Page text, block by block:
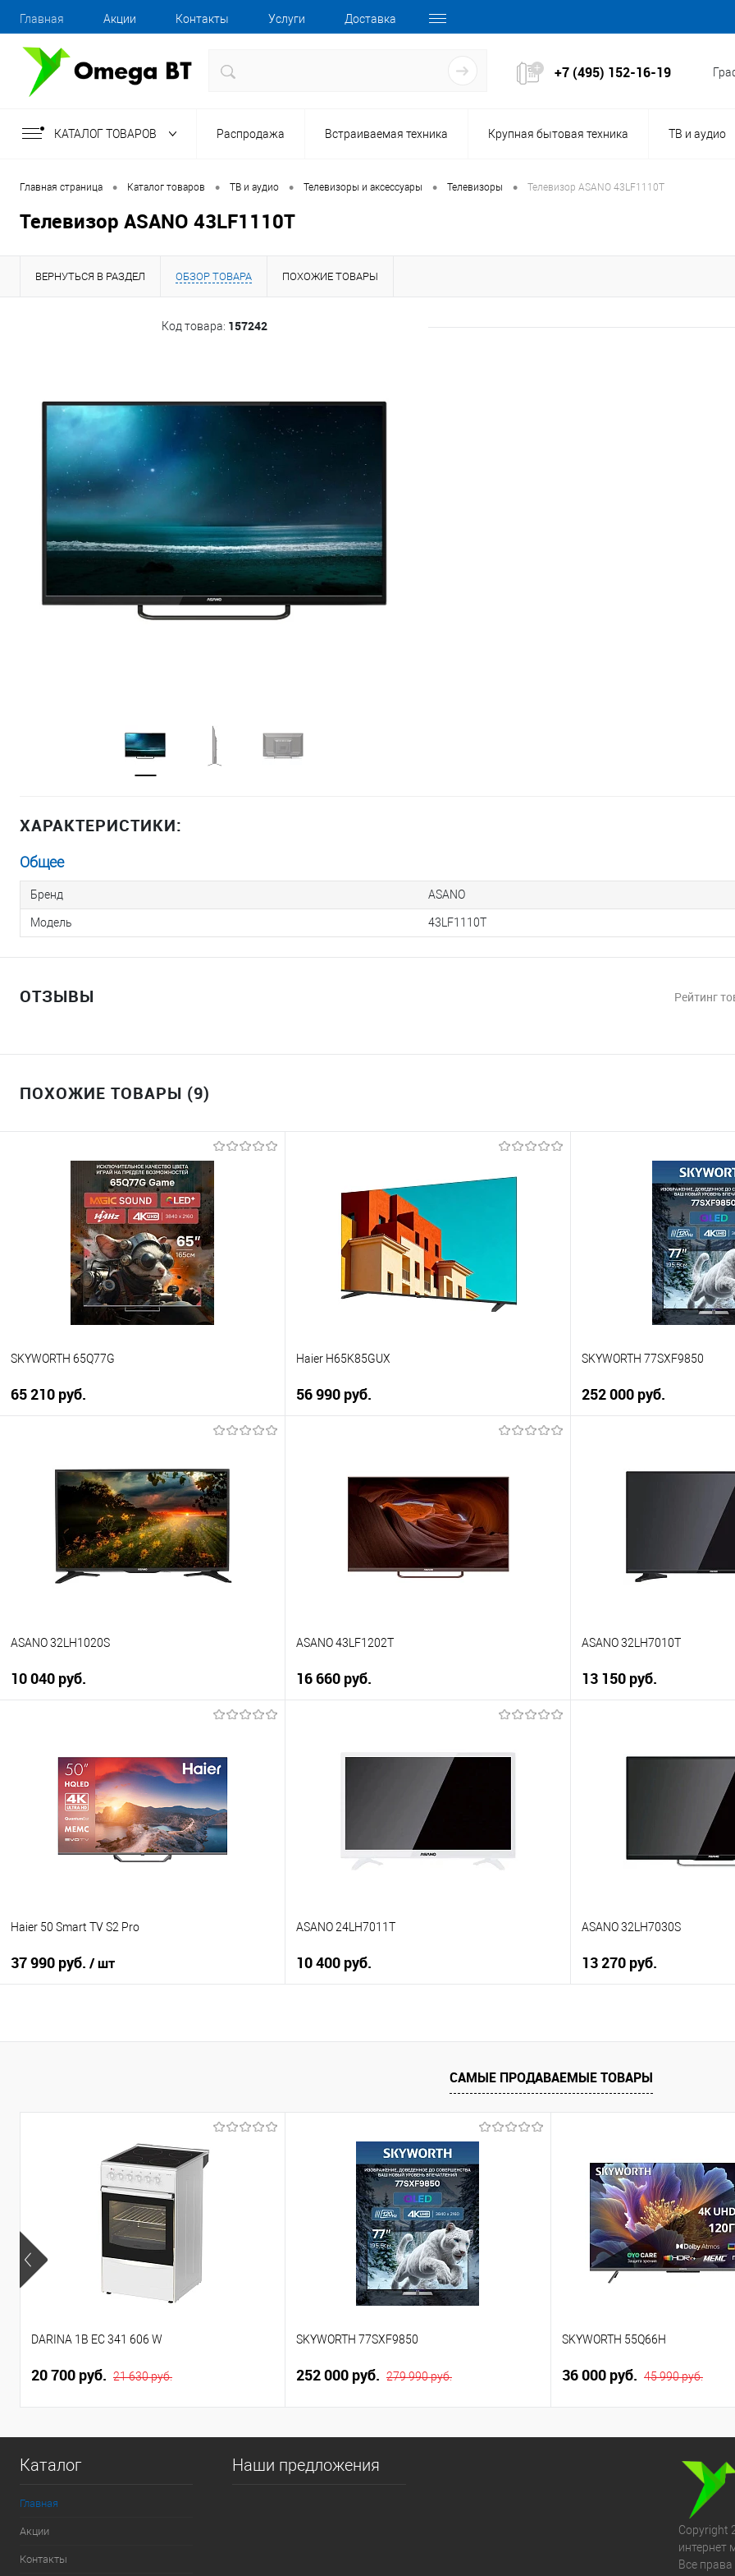
Главная Акции Контакты Услуги Доставка
+7 (495) 152-16-19
КАТАЛОГ ТОВАРОВ Распродажа Встраиваемая техника Крупная бытовая техника ТВ и аудио
Главная страница • Каталог товаров • ТВ и аудио • Телевизоры и аксессуары • Телевизоры • Телевизор ASANO 43LF1110T
Телевизор ASANO 43LF1110T
ВЕРНУТЬСЯ В РАЗДЕЛ ОБЗОР ТОВАРА ПОХОЖИЕ ТОВАРЫ
Код товара: 157242 Код товара:157242
ХАРАКТЕРИСТИКИ:
Общее
Бренд ASANO
Модель 43LF1110T
ОТЗЫВЫ Рейтинг
ПОХОЖИЕ ТОВАРЫ (9)
SKYWORTH 65Q77G
65 210 руб.
Купить в 1 клик
К сравнению
В избранное
В наличии
Haier H65K85GUX
56 990 руб.
Купить в 1 клик
К сравнению
В избранное
SKYWORTH 77SXF9850
252 000 руб.
ASANO 32LH1020S
10 040 руб.
Купить в 1 клик
К сравнению
В избранное
В наличии
ASANO 43LF1202T
16 660 руб.
ASANO 32LH7010T
13 150 руб.
Haier 50 Smart TV S2 Pro
37 990 руб. / шт
В наличии
ASANO 24LH7011T
10 400 руб.
В наличии
ASANO 32LH7030S
13 270 руб.
К сравнению
В избранное
В наличии
САМЫЕ ПРОДАВАЕМЫЕ ТОВАРЫ
DARINA 1B EС 341 606 W
20 700 руб. 21 630 руб.
SKYWORTH 77SXF9850
252 000 руб. 279 990 руб.
SKYWORTH 55Q66H
36 000 руб. 45 990 руб.
Каталог
Главная
Акции
Контакты
Наши предложения
Copyright
интернет
Все